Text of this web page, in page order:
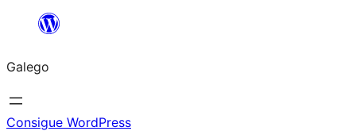
Saltar
contido
Galego
Consigue WordPress